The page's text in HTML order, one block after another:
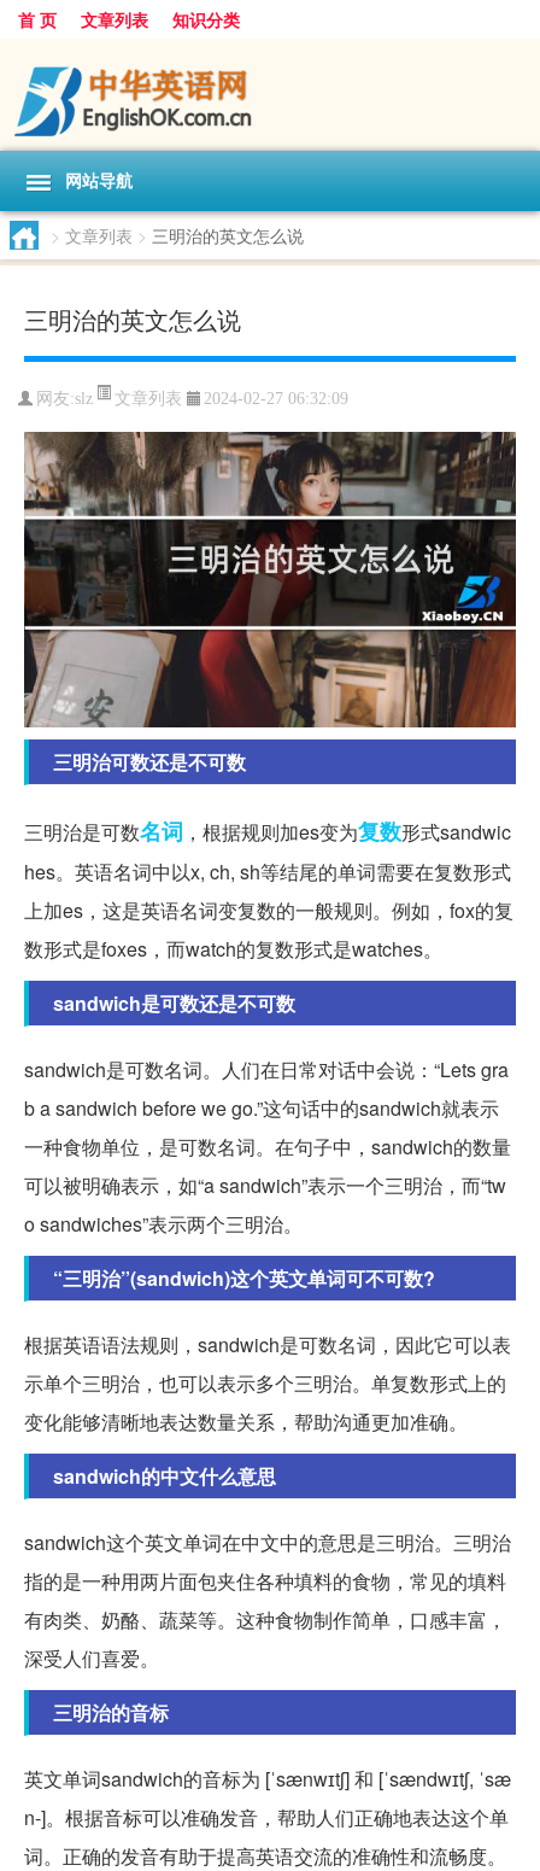
首 页 文章列表 知识分类
网站导航
> 文章列表 > 三明治的英文怎么说
三明治的英文怎么说
网友:slz 文章列表 2024-02-27 06:32:09
三明治可数还是不可数
三明治是可数名词 ，根据规则加es变为复数形式sandwic
hes。英语名词中以x, ch, sh等结尾的单词需要在复数形式
上加es，这是英语名词变复数的一般规则。例如，fox的复
数形式是foxes，而watch的复数形式是watches。
sandwich是可数还是不可数
sandwich是可数名词。人们在日常对话中会说：“Lets gra
b a sandwich before we go.”这句话中的sandwich就表示
一种食物单位，是可数名词。在句子中，sandwich的数量
可以被明确表示，如“a sandwich”表示一个三明治，而“tw
o sandwiches”表示两个三明治。
“三明治”(sandwich)这个英文单词可不可数?
根据英语语法规则，sandwich是可数名词，因此它可以表
示单个三明治，也可以表示多个三明治。单复数形式上的
变化能够清晰地表达数量关系，帮助沟通更加准确。
sandwich的中文什么意思
sandwich这个英文单词在中文中的意思是三明治。三明治
指的是一种用两片面包夹住各种填料的食物，常见的填料
有肉类、奶酪、蔬菜等。这种食物制作简单，口感丰富，
深受人们喜爱。
三明治的音标
英文单词sandwich的音标为 [ˈsænwɪtʃ] 和 [ˈsændwɪtʃ, ˈsæ
n-]。根据音标可以准确发音，帮助人们正确地表达这个单
词。正确的发音有助于提高英语交流的准确性和流畅度。